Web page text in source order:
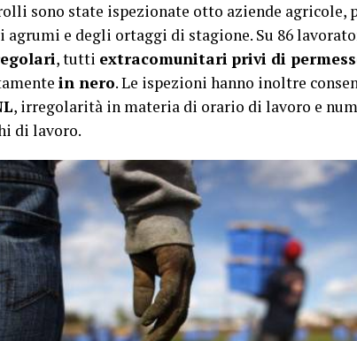
sono state ispezionate otto aziende agricole,
agrumi e degli ortaggi di stagione. Su 86
, tutti extracomunitari privi di
in nero. Le ispezioni hanno inoltre
, irregolarità in materia di orario di lavoro e
di lavoro.